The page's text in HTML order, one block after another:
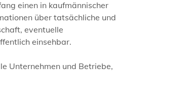
einen in kaufmännischer
über tatsächliche und
eventuelle
einsehbar.
Unternehmen und Betriebe,